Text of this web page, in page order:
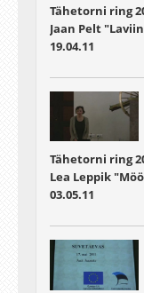
Tähetorni ring
Jaan Pelt
19.04.11
Tähetorni ring
Lea Leppik
03.05.11